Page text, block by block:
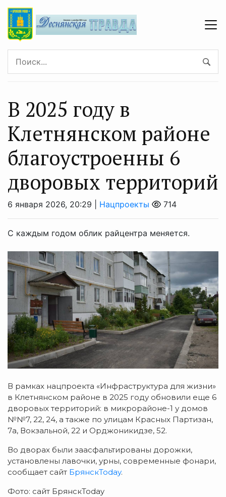
В 2025 году в
Клетнянском районе
благоустроенны 6
дворовых территорий
6 января 2026, 20:29 | Нацпроекты 714
С каждым годом облик райцентра меняется.
В рамках нацпроекта «Инфраструктура для жизни»
в Клетнянском районе в 2025 году обновили еще 6
дворовых территорий: в микрорайоне-1 у домов
№№7, 22, 24, а также по улицам Красных Партизан,
7а, Вокзальной, 22 и Орджоникидзе, 52.
Во дворах были заасфальтированы дорожки,
установлены лавочки, урны, современные фонари,
сообщает сайт БрянскToday.
Фото: сайт БрянскToday